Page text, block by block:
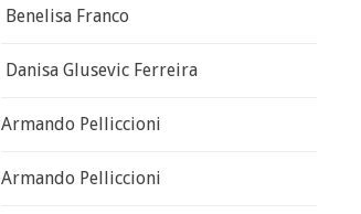
Benelisa Franco
Danisa Glusevic Ferreira
Armando Pelliccioni
Armando Pelliccioni